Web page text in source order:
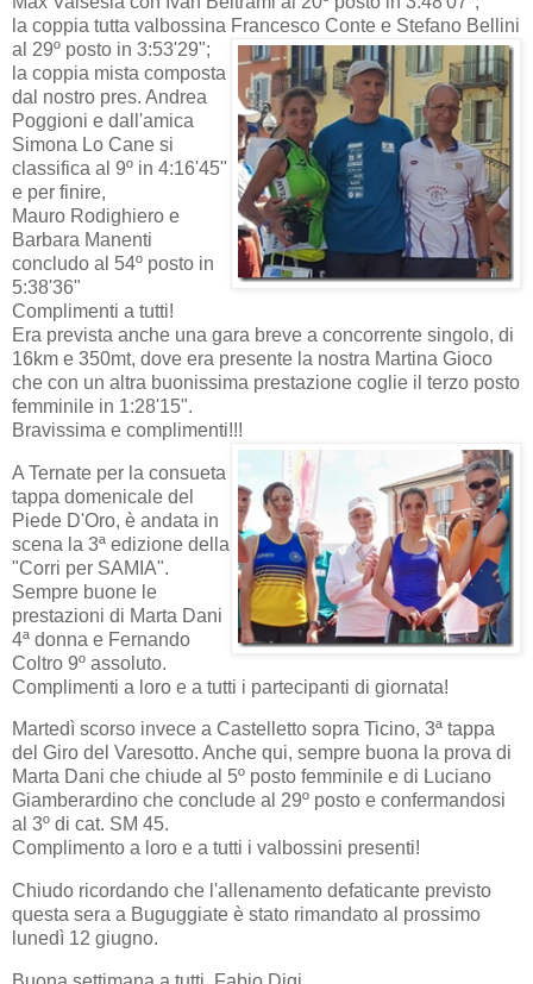
la coppia tutta valbossina Francesco Conte e Stefano Bellini
al 29º posto in 3:53'29";
la coppia mista composta
dal nostro pres. Andrea
Poggioni e dall'amica
Simona Lo Cane si
classifica al 9º in 4:16'45"
e per finire,
Mauro Rodighiero e
Barbara Manenti
concludo al 54º posto in
5:38'36"
Complimenti a tutti!
Era prevista anche una gara breve a concorrente singolo, di
16km e 350mt, dove era presente la nostra Martina Gioco
che con un altra buonissima prestazione coglie il terzo posto
femminile in 1:28'15".
Bravissima e complimenti!!!
A Ternate per la consueta
tappa domenicale del
Piede D'Oro, è andata in
scena la 3ª edizione della
"Corri per SAMIA".
Sempre buone le
prestazioni di Marta Dani
4ª donna e Fernando
Coltro 9º assoluto.
Complimenti a loro e a tutti i partecipanti di giornata!
Martedì scorso invece a Castelletto sopra Ticino, 3ª tappa
del Giro del Varesotto. Anche qui, sempre buona la prova di
Marta Dani che chiude al 5º posto femminile e di Luciano
Giamberardino che conclude al 29º posto e confermandosi
al 3º di cat. SM 45.
Complimento a loro e a tutti i valbossini presenti!
Chiudo ricordando che l'allenamento defaticante previsto
questa sera a Buguggiate è stato rimandato al prossimo
lunedì 12 giugno.